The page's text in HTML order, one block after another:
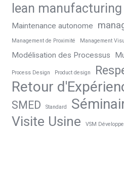
lean manufacturing
Maintenance autonome
Management de Proximité Management
Modélisation des Processus
Process Design Product design
Retour
SMED Standard
Visite Usine VSM